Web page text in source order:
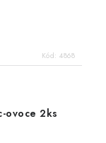
Kód: 4868
ovoce 2ks